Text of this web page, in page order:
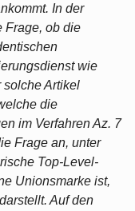
In der
Frage, ob die
wie
solche Artikel
die
im Verfahren Az. 7
Frage an, unter
Top-Level-
Unionsmarke ist,
Auf den